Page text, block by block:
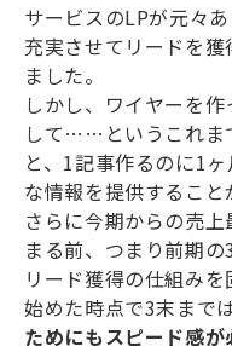
サービスのLPが元々
充実させてリードを
ました。
しかし、ワイヤーを
して……というこれま
と、1記事作るのに1
な情報を提供すること
さらに今期からの売
まる前、つまり前期
リード獲得の仕組み
始めた時点で3末まで
ためにもスピード感が